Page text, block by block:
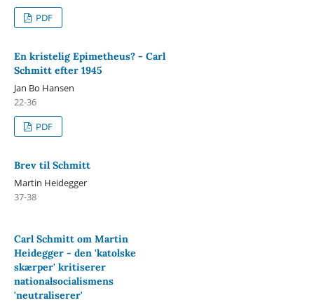
PDF
En kristelig Epimetheus? - Carl
Schmitt efter 1945
Jan Bo Hansen
22-36
PDF
Brev til Schmitt
Martin Heidegger
37-38
Carl Schmitt om Martin
Heidegger - den 'katolske
skærper' kritiserer
nationalsocialismens
'neutraliserer'